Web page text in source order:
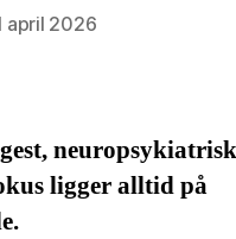
april 2026
ligger alltid på